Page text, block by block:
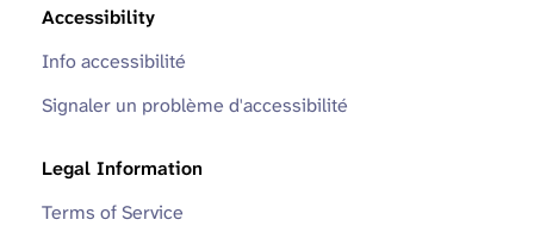
Accessibility
Info accessibilité
Signaler un problème d'accessibilité
Legal Information
Terms of Service